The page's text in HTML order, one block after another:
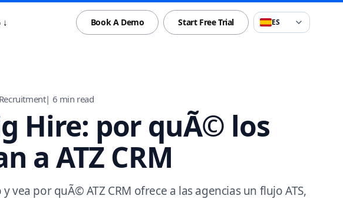
Book A Demo Start Free Trial ES
Recruitment| 6 min read
Hire: por quÃ© los
a ATZ CRM
por quÃ© ATZ CRM ofrece a las agencias un flujo ATS,